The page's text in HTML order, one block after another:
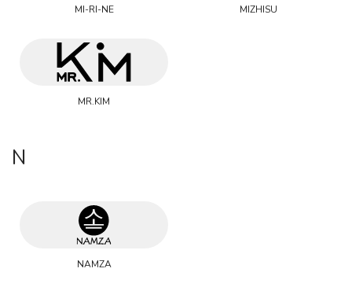
MI-RI-NE MIZHISU
MR.KIM
N
NAMZA